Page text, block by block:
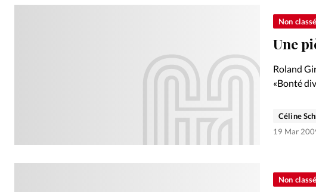
Non classé
Une
Roland
«Bonté
Céline
19 Mar
Non classé